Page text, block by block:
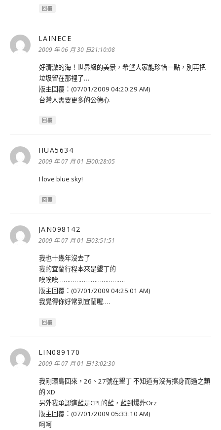
回覆
LAINECE
示:
2009 年 06 月 30 日21:10:08
好清澈的海！世界級的美景，希望大家能珍惜一點，別再把
垃圾留在那裡了…
版主回覆：(07/01/2009 04:20:29 AM)
台灣人需要更多的公德心
回覆
HUA5634
示:
2009 年 07 月 01 日00:28:05
I love blue sky!
回覆
JAN098142
示:
2009 年 07 月 01 日03:51:51
我也十幾年沒去了
我的宜蘭行程本來是墾丁的
唉唉唉……………………………….
版主回覆：(07/01/2009 04:25:01 AM)
我覺得你好常到宜蘭喔….
回覆
LIN089170
示:
2009 年 07 月 01 日13:02:30
我剛環島回來，26、27號在墾丁 不知道有沒有擦身而過之類
的 XD
另外我承認這藍是CPL的藍，藍到爆炸Orz
版主回覆：(07/01/2009 05:33:10 AM)
呵呵